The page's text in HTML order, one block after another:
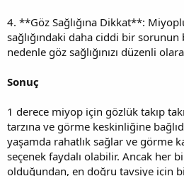
4. **Göz Sağlığına Dikkat**:
sağlığındaki daha ciddi bir
nedenle göz sağlığınızı düzenli
Sonuç
1 derece miyop için gözlük takıp
tarzına ve görme keskinliğine
yaşamda rahatlık sağlar ve görme
seçenek faydalı olabilir. Ancak her
olduğundan, en doğru tavsiye için